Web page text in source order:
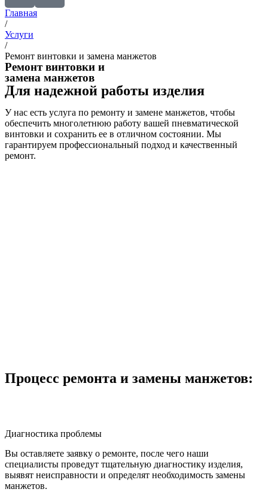
Главная
/
Услуги
/
Ремонт винтовки и замена манжетов
Ремонт винтовки и
замена манжетов
Для надежной работы изделия
У нас есть услуга по ремонту и замене манжетов, чтобы
обеспечить многолетнюю работу вашей пневматической
винтовки и сохранить ее в отличном состоянии. Мы
гарантируем профессиональный подход и качественный
ремонт.
Процесс ремонта и замены манжетов:
Диагностика проблемы
Вы оставляете заявку о ремонте, после чего наши
специалисты проведут тщательную диагностику изделия,
выявят неисправности и определят необходимость замены
манжетов.